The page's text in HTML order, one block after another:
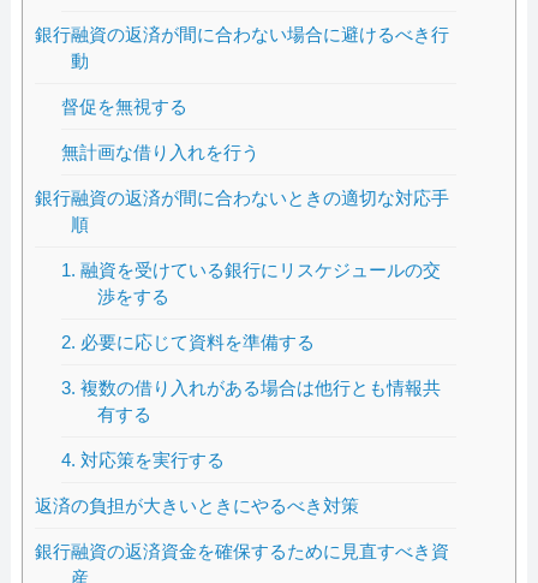
銀行融資の返済が間に合わない場合に避けるべき行
動
督促を無視する
無計画な借り入れを行う
銀行融資の返済が間に合わないときの適切な対応手
順
1. 融資を受けている銀行にリスケジュールの交
渉をする
2. 必要に応じて資料を準備する
3. 複数の借り入れがある場合は他行とも情報共
有する
4. 対応策を実行する
返済の負担が大きいときにやるべき対策
銀行融資の返済資金を確保するために見直すべき資
産